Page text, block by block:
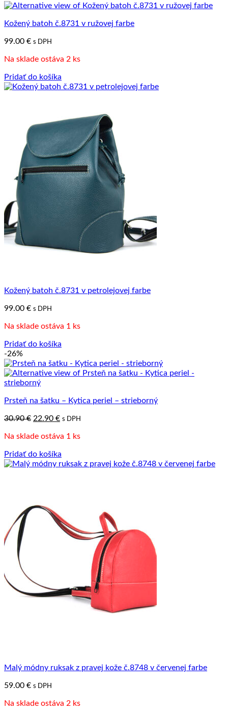
Kožený batoh č.8731 v ružovej farbe
99.00 € s DPH
Na sklade ostáva 2 ks
Pridať do košíka
Kožený batoh č.8731 v petrolejovej farbe
99.00 € s DPH
Na sklade ostáva 1 ks
Pridať do košíka
-26%
Prsteň na šatku – Kytica periel – strieborný
30.90€ Pôvodná
bola:
22.90 €Aktuálna
je:
s DPH
Na sklade ostáva 1 ks
Pridať do košíka
Malý módny ruksak z pravej kože č.8748 v červenej farbe
59.00 € s DPH
Na sklade ostáva 2 ks